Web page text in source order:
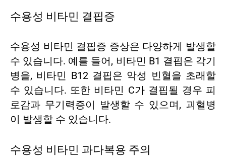
수용성 비타민 결핍증
수용성 비타민 결핍증 증상은 다양하게 발생할
수 있습니다. 예를 들어, 비타민 B1 결핍은 각기
병을, 비타민 B12 결핍은 악성 빈혈을 초래할
수 있습니다. 또한 비타민 C가 결핍될 경우 피
로감과 무기력증이 발생할 수 있으며, 괴혈병
이 발생할 수 있습니다.
수용성 비타민 과다복용 주의